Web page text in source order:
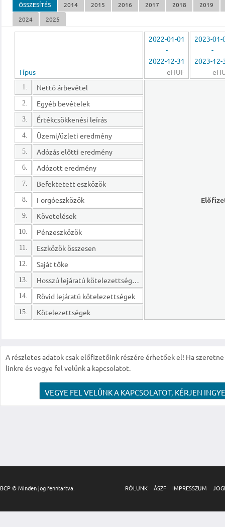
ÖSSZESÍTÉS 2014 2015 2016 2017 2018
2019
2024
2025
Típus
2022-01-01
-
2022-12-31
eHUF
2023-01-
-
2023-12-
1. Nettó árbevétel
2. Egyéb bevételek
3. Értékcsökkenési leírás
4. Üzemi/üzleti eredmény
5. Adózás előtti eredmény
6. Adózott eredmény
7. Befektetett eszközök
8. Forgóeszközök
9. Követelések
10. Pénzeszközök
11. Eszközök összesen
12. Saját tőke
13. Hosszú lejáratú kötelezettségek
14. Rövid lejáratú kötelezettségek
15. Kötelezettségek
A részletes adatok csak előfizetőink részére érhetőek el! Ha
linkre és vegye fel velünk a kapcsolatot.
VEGYE FEL VELÜNK A KAPCSOLATOT, KÉRJEN
BCP © Minden jog fenntartva. RÓLUNK ÁSZF IMPRESSZUM